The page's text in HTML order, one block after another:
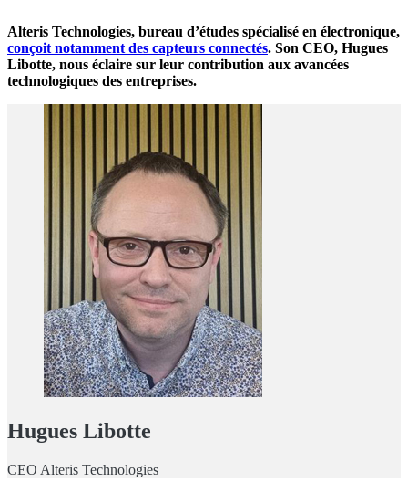
Alteris Technologies, bureau d’études spécialisé en électronique,
conçoit notamment des capteurs connectés. Son CEO, Hugues
Libotte, nous éclaire sur leur contribution aux avancées
technologiques des entreprises.
Hugues Libotte
CEO Alteris Technologies